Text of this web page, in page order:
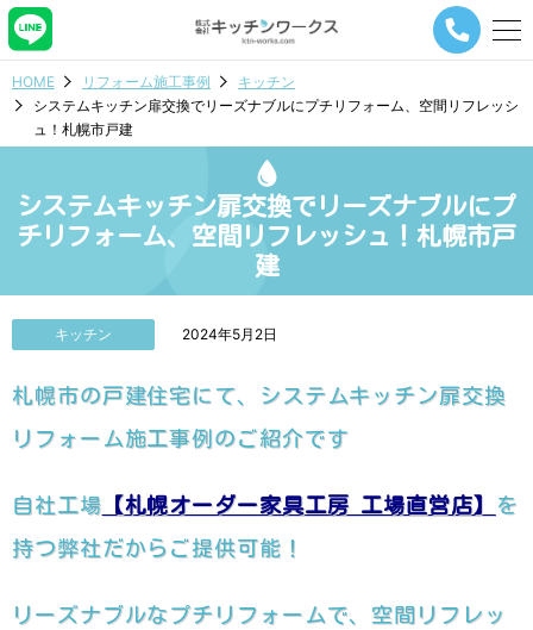
メ
ー
ビ
ー
シ
ョ
タ
HOME リフォーム施工事例
キッチン
システムキッチン扉交換でリーズナブルにプチリフォーム、空間リフレッシ
ュ！札幌市戸建
システムキッチン扉交換でリーズナブルにプ
チリフォーム、空間リフレッシュ！札幌市戸
建
キッチン 2024年5月2日
札幌市の戸建住宅にて、システムキッチン扉交換
リフォーム施工事例のご紹介です
自社工場 【札幌オーダー家具工房 工場直営店】
を
持つ弊社だからご提供可能！
リーズナブルなプチリフォームで、空間リフレッ